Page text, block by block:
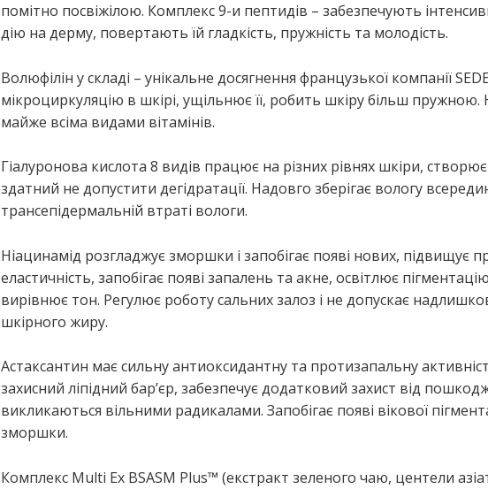
помітно посвіжілою. Комплекс 9-и пептидів – забезпечують
дію на дерму, повертають їй гладкість, пружність та молодість.
Волюфілін у складі – унікальне досягнення французької компанії
мікроциркуляцію в шкірі, ущільнює її, робить шкіру більш пружною.
майже всіма видами вітамінів.
Гіалуронова кислота 8 видів працює на різних рівнях шкіри, створює
здатний не допустити дегідратації. Надовго зберігає вологу
трансепідермальній втраті вологи.
Ніацинамід розгладжує зморшки і запобігає появі нових, підвищує
еластичність, запобігає появі запалень та акне, освітлює
вирівнює тон. Регулює роботу сальних залоз і не допускає
шкірного жиру.
Астаксантин має сильну антиоксидантну та протизапальну
захисний ліпідний бар’єр, забезпечує додатковий захист від
викликаються вільними радикалами. Запобігає появі вікової
зморшки.
Комплекс Multi Ex BSASM Plus™ (екстракт зеленого чаю, центели